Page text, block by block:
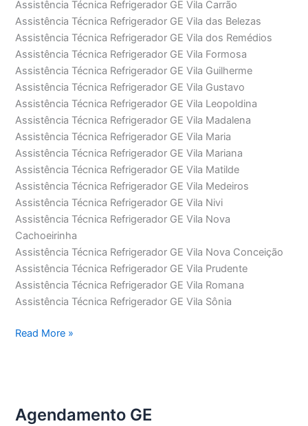
Assistência Técnica Refrigerador GE Vila Carrão
Assistência Técnica Refrigerador GE Vila das Belezas
Assistência Técnica Refrigerador GE Vila dos Remédios
Assistência Técnica Refrigerador GE Vila Formosa
Assistência Técnica Refrigerador GE Vila Guilherme
Assistência Técnica Refrigerador GE Vila Gustavo
Assistência Técnica Refrigerador GE Vila Leopoldina
Assistência Técnica Refrigerador GE Vila Madalena
Assistência Técnica Refrigerador GE Vila Maria
Assistência Técnica Refrigerador GE Vila Mariana
Assistência Técnica Refrigerador GE Vila Matilde
Assistência Técnica Refrigerador GE Vila Medeiros
Assistência Técnica Refrigerador GE Vila Nivi
Assistência Técnica Refrigerador GE Vila Nova
Cachoeirinha
Assistência Técnica Refrigerador GE Vila Nova Conceição
Assistência Técnica Refrigerador GE Vila Prudente
Assistência Técnica Refrigerador GE Vila Romana
Assistência Técnica Refrigerador GE Vila Sônia
Assistência
Read More »
Agendamento GE